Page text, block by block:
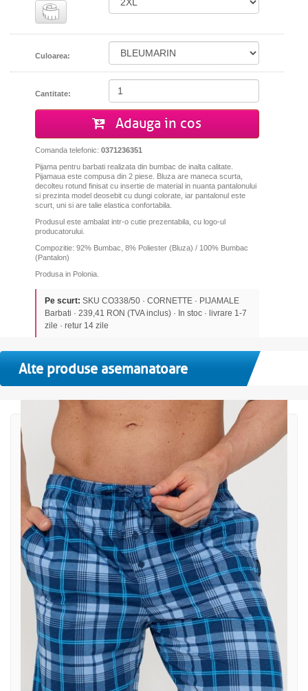
Culoarea:
Cantitate:
Adauga in cos
Comanda telefonic: 0371236351
Pijama pentru barbati realizata din bumbac de inalta calitate.
Pijamaua este compusa din 2 piese. Bluza are maneca scurta,
decolteu rotund finisat cu insertie de material in nuanta pantalonului
si prezinta model deosebit cu dungi colorate, iar pantalonul este
scurt, uni si are talie elastica confortabila.
Produsul este ambalat intr-o cutie prezentabila, cu logo-ul
producatorului.
Compozitie: 92% Bumbac, 8% Poliester (Bluza) / 100% Bumbac
(Pantalon)
Produsa in Polonia.
Pe scurt: SKU CO338/50 · CORNETTE · PIJAMALE
Barbati · 239,41 RON (TVA inclus) · In stoc · livrare 1-7
zile · retur 14 zile
Alte produse asemanatoare